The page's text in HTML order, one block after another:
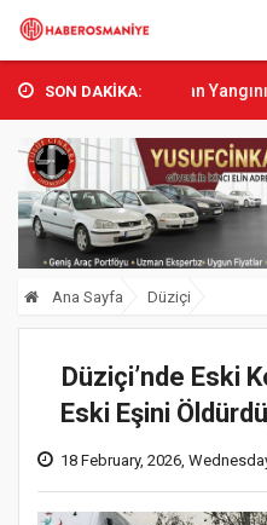
SON DAKİKA:
Orman Yangını Kontrol
Ana Sayfa Düziçi
Düziçi’nde Eski
Eski Eşini
18 February, 2026,